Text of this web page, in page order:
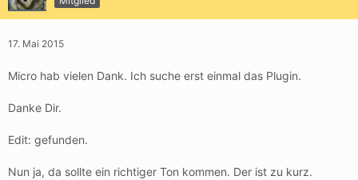
17. Mai 2015
Micro hab vielen Dank. Ich suche erst einmal das Plugin.
Danke Dir.
Edit: gefunden.
Nun ja, da sollte ein richtiger Ton kommen. Der ist zu kurz.